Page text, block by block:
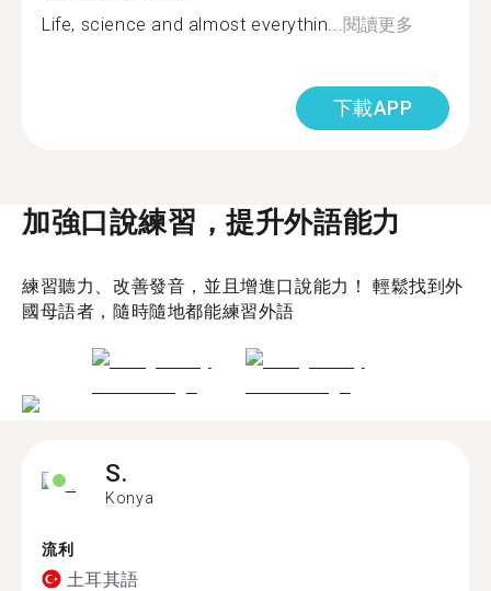
Life, science and almost everythin... 閱讀更多
下載APP
加強口說練習，提升外語能力
練習聽力、改善發音，並且增進口說能力！ 輕鬆找到外
國母語者，隨時隨地都能練習外語
S.
Konya
流利
土耳其語